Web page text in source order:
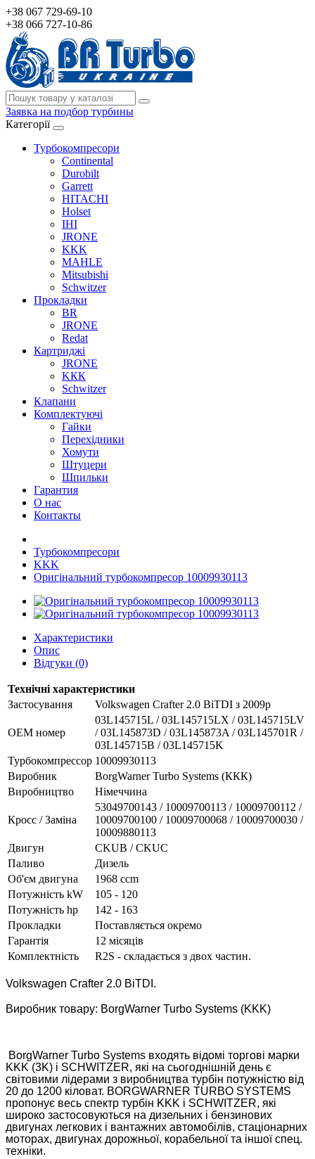
+38 067 729-69-10
+38 066 727-10-86
Заявка на подбор турбины
Категорії
Турбокомпресори
Continental
Durobilt
Garrett
HITACHI
Holset
IHI
JRONE
KKK
MAHLE
Mitsubishi
Schwitzer
Прокладки
BR
JRONE
Redat
Картриджі
JRONE
KКК
Schwitzer
Клапани
Комплектуючі
Гайки
Перехідники
Хомути
Штуцери
Шпильки
Гарантия
О нас
Контакты
Турбокомпресори
KKK
Оригінальний турбокомпресор 10009930113
Характеристики
Опис
Відгуки (0)
Технічні характеристики
Застосування
Volkswagen Crafter 2.0 BiTDI з 2009р
OEM номер
03L145715L / 03L145715LX / 03L145715LV
/ 03L145873D / 03L145873A / 03L145701R /
03L145715B / 03L145715K
Турбокомпрессор 10009930113
Виробник
BorgWarner Turbo Systems (ККК)
Виробництво
Німеччина
Кросс / Заміна
53049700143 / 10009700113 / 10009700112 /
10009700100 / 10009700068 / 10009700030 /
10009880113
Двигун
CKUB / CKUC
Паливо
Дизель
Об'єм двигуна
1968 ccm
Потужність kW
105 - 120
Потужність hp
142 - 163
Прокладки
Поставляється окремо
Гарантія
12 місяців
Комплектність
R2S - складається з двох частин.
Volkswagen Crafter 2.0 BiTDI.
Виробник товару: BorgWarner Turbo Systems (KKK)
BorgWarner Turbo Systems входять відомі торгові марки
KKK (3K) і SCHWITZER, які на сьогоднішній день є
світовими лідерами з виробництва турбін потужністю від
20 до 1200 кіловат. BORGWARNER TURBO SYSTEMS
пропонує весь спектр турбін KKK і SCHWITZER, які
широко застосовуються на дизельних і бензинових
двигунах легкових і вантажних автомобілів, стаціонарних
моторах, двигунах дорожньої, корабельної та іншої спец.
техніки.